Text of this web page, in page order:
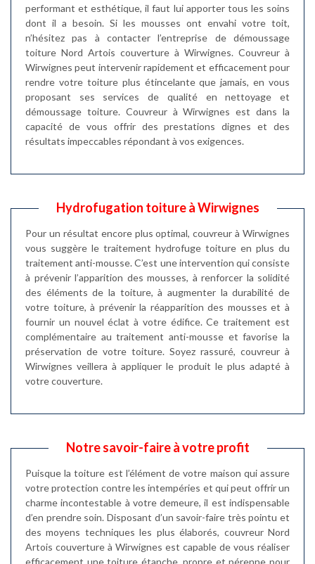
performant et esthétique, il faut lui apporter tous les soins
dont il a besoin. Si les mousses ont envahi votre toit,
n’hésitez pas à contacter l’entreprise de démoussage
toiture Nord Artois couverture à Wirwignes. Couvreur à
Wirwignes peut intervenir rapidement et efficacement pour
rendre votre toiture plus étincelante que jamais, en vous
proposant ses services de qualité en nettoyage et
démoussage toiture. Couvreur à Wirwignes est dans la
capacité de vous offrir des prestations dignes et des
résultats impeccables répondant à vos exigences.
Hydrofugation toiture à Wirwignes
Pour un résultat encore plus optimal, couvreur à Wirwignes
vous suggère le traitement hydrofuge toiture en plus du
traitement anti-mousse. C’est une intervention qui consiste
à prévenir l’apparition des mousses, à renforcer la solidité
des éléments de la toiture, à augmenter la durabilité de
votre toiture, à prévenir la réapparition des mousses et à
fournir un nouvel éclat à votre édifice. Ce traitement est
complémentaire au traitement anti-mousse et favorise la
préservation de votre toiture. Soyez rassuré, couvreur à
Wirwignes veillera à appliquer le produit le plus adapté à
votre couverture.
Notre savoir-faire à votre profit
Puisque la toiture est l’élément de votre maison qui assure
votre protection contre les intempéries et qui peut offrir un
charme incontestable à votre demeure, il est indispensable
d’en prendre soin. Disposant d’un savoir-faire très pointu et
des moyens techniques les plus élaborés, couvreur Nord
Artois couverture à Wirwignes est capable de vous réaliser
efficacement une toiture étanche, propre et pérenne pour